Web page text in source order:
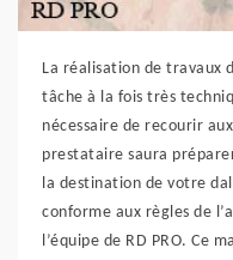
La réalisation de travaux
tâche à la fois très
nécessaire de recourir
prestataire saura
la destination de votre
conforme aux règles de
l’équipe de RD PRO. Ce